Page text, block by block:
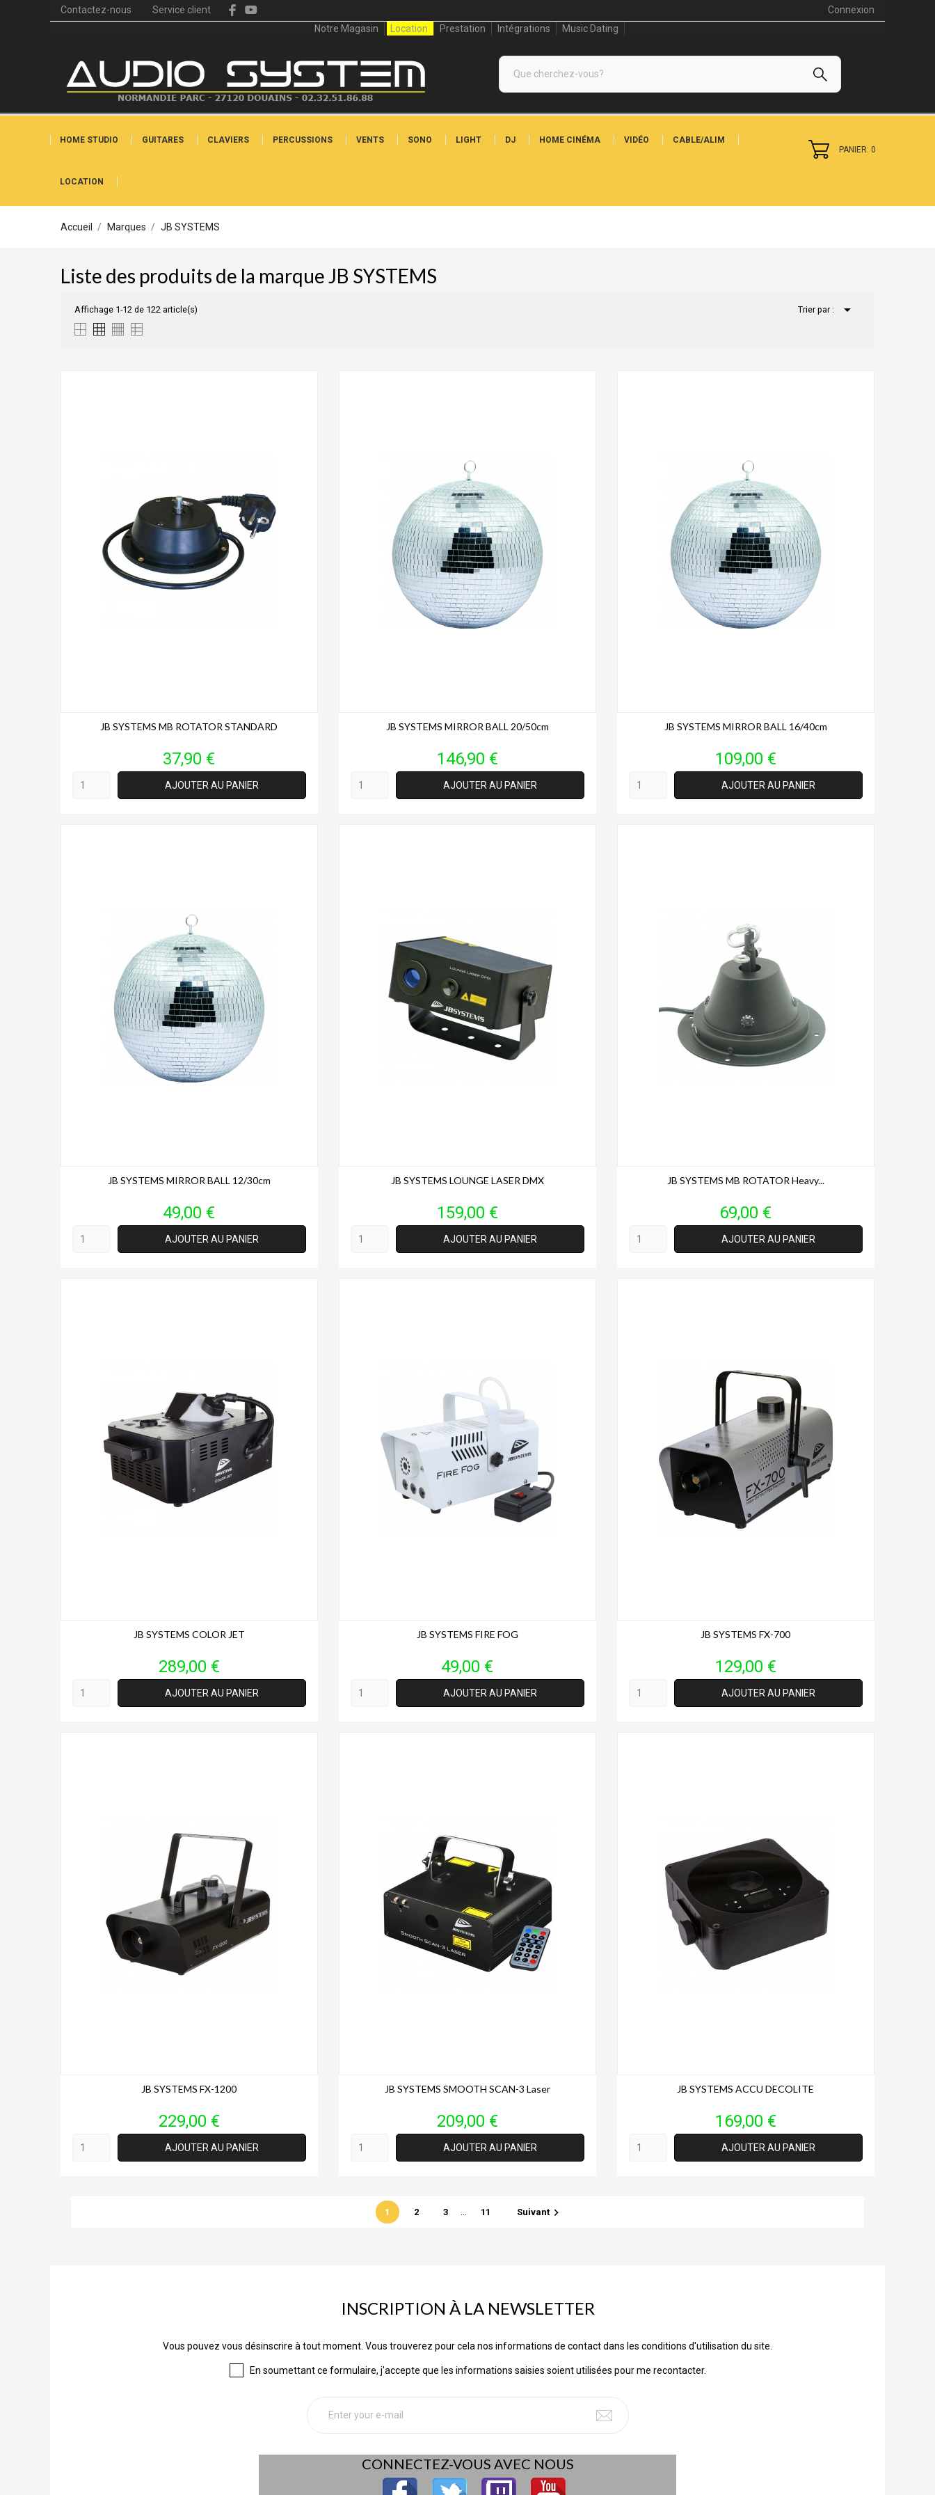
Contactez-nous Service client
Connexion
Notre Magasin
Location Prestation Intégrations Music Dating
HOME STUDIO GUITARES CLAVIERS PERCUSSIONS VENTS SONO LIGHT DJ HOME CINÉMA VIDÉO CABLE/ALIM
LOCATION
PANIER: 0
Accueil Marques JB SYSTEMS
Liste des produits de la marque JB SYSTEMS
Affichage 1-12 de 122 article(s) Trier par : 
JB SYSTEMS MB ROTATOR STANDARD
Prix
37,90 €
AJOUTER AU PANIER
JB SYSTEMS MIRROR BALL 20/50cm
Prix
146,90 €
AJOUTER AU PANIER
JB SYSTEMS MIRROR BALL 16/40cm
Prix
109,00 €
AJOUTER AU PANIER
JB SYSTEMS MIRROR BALL 12/30cm
Prix
49,00 €
AJOUTER AU PANIER
JB SYSTEMS LOUNGE LASER DMX
Prix
159,00 €
AJOUTER AU PANIER
JB SYSTEMS MB ROTATOR Heavy...
Prix
69,00 €
AJOUTER AU PANIER
JB SYSTEMS COLOR JET
Prix
289,00 €
AJOUTER AU PANIER
JB SYSTEMS FIRE FOG
Prix
49,00 €
AJOUTER AU PANIER
JB SYSTEMS FX-700
Prix
129,00 €
AJOUTER AU PANIER
JB SYSTEMS FX-1200
Prix
229,00 €
AJOUTER AU PANIER
JB SYSTEMS SMOOTH SCAN-3 Laser
Prix
209,00 €
AJOUTER AU PANIER
JB SYSTEMS ACCU DECOLITE
Prix
169,00 €
AJOUTER AU PANIER
1 2 3 11 Suivant
INSCRIPTION À LA NEWSLETTER
Vous pouvez vous désinscrire à tout moment. Vous trouverez pour cela nos informations de contact dans les conditions d'utilisation du site.
En soumettant ce formulaire, j'accepte que les informations saisies soient utilisées pour me recontacter.
CONNECTEZ-VOUS AVEC NOUS